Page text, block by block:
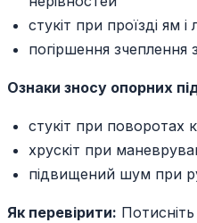
стукіт при проїзді ям
погіршення зчеплення
Ознаки зносу опорних
стукіт при поворотах
хрускіт при
підвищений шум при
Як перевірити: